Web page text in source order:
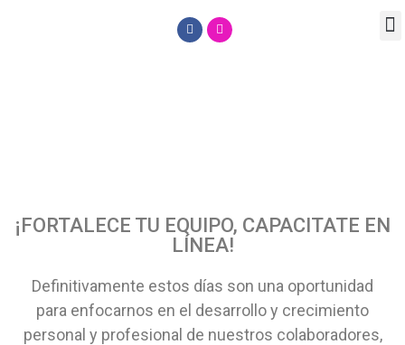
¡FORTALECE TU EQUIPO, CAPACITATE EN
LÍNEA!
Definitivamente estos días son una oportunidad
para enfocarnos en el desarrollo y crecimiento
personal y profesional de nuestros colaboradores,